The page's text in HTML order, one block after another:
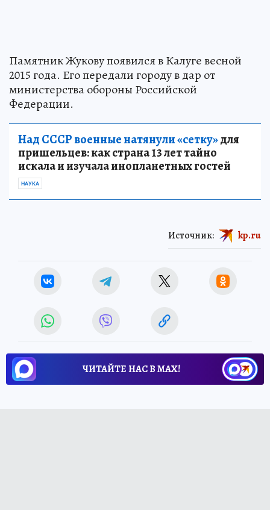
Памятник Жукову появился в Калуге весной
2015 года. Его передали городу в дар от
министерства обороны Российской
Федерации.
Над СССР военные натянули «сетку»для
пришельцев: как страна 13 лет тайно
искала и изучала инопланетных гостей
НАУКА
Источник: kp.ru
ЧИТАЙТЕ НАС В МАХ!